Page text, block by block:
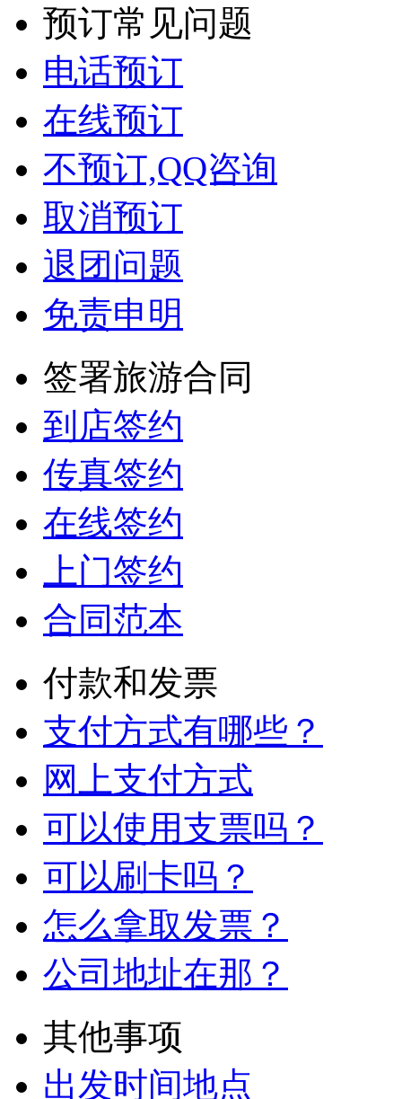
预订常见问题
电话预订
在线预订
不预订,QQ咨询
取消预订
退团问题
免责申明
签署旅游合同
到店签约
传真签约
在线签约
上门签约
合同范本
付款和发票
支付方式有哪些？
网上支付方式
可以使用支票吗？
可以刷卡吗？
怎么拿取发票？
公司地址在那？
其他事项
出发时间地点